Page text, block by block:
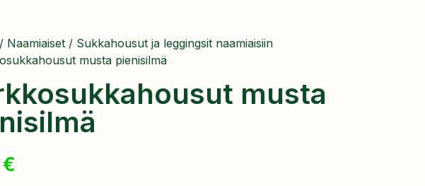
/ Naamiaiset / Sukkahousut ja leggingsit naamiaisiin
musta pienisilmä
musta
€